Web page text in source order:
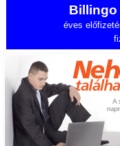
Billingo
éves